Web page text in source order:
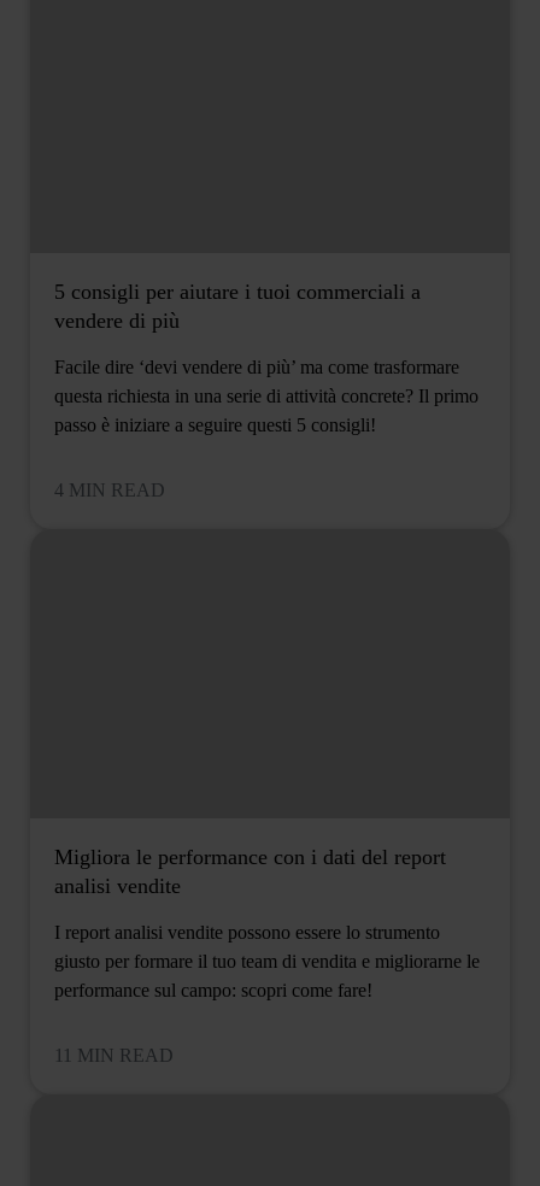
5 consigli per aiutare i tuoi commerciali a
vendere di più
Facile dire ‘devi vendere di più’ ma come trasformare
questa richiesta in una serie di attività concrete? Il primo
passo è iniziare a seguire questi 5 consigli!
4 MIN READ
Migliora le performance con i dati del report
analisi vendite
I report analisi vendite possono essere lo strumento
giusto per formare il tuo team di vendita e migliorarne le
performance sul campo: scopri come fare!
11 MIN READ